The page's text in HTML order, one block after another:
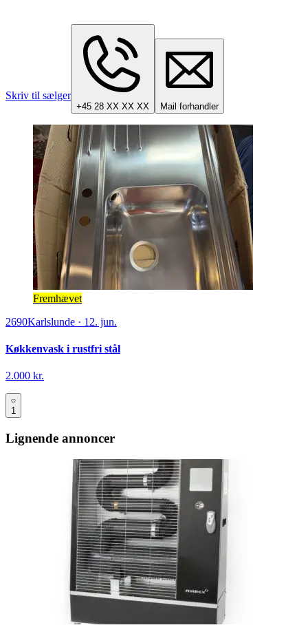
Skriv til sælger
+45 28 XX XX XX Mail forhandler
Fremhævet
2690Karlslunde · 12. jun.
Køkkenvask i rustfri stål
2.000 kr.
1
Lignende annoncer